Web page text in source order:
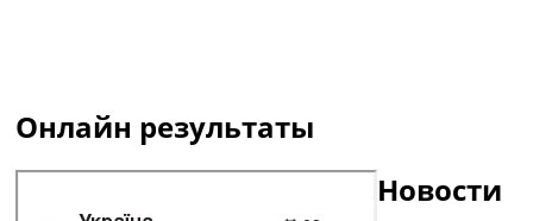
Онлайн результаты
Новости